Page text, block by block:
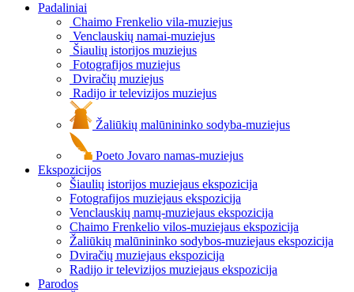
Padaliniai
Chaimo Frenkelio vila-muziejus
Venclauskių namai-muziejus
Šiaulių istorijos muziejus
Fotografijos muziejus
Dviračių muziejus
Radijo ir televizijos muziejus
Žaliūkių malūnininko sodyba-muziejus
Poeto Jovaro namas-muziejus
Ekspozicijos
Šiaulių istorijos muziejaus ekspozicija
Fotografijos muziejaus ekspozicija
Venclauskių namų-muziejaus ekspozicija
Chaimo Frenkelio vilos-muziejaus ekspozicija
Žaliūkių malūnininko sodybos-muziejaus ekspozicija
Dviračių muziejaus ekspozicija
Radijo ir televizijos muziejaus ekspozicija
Parodos